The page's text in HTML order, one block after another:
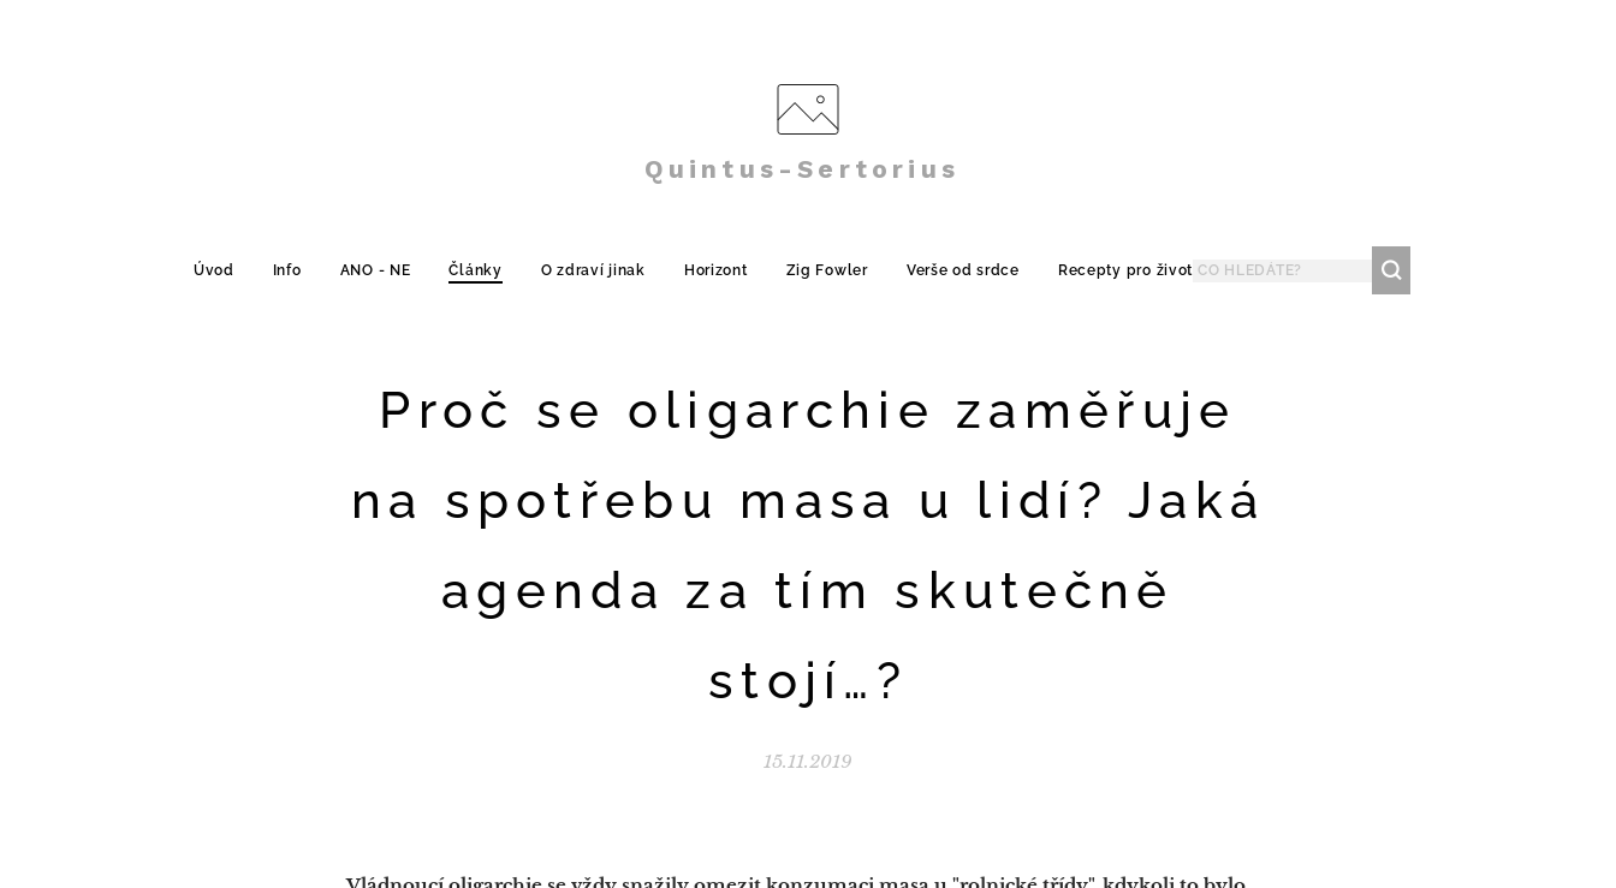
Quintus-Sertorius
Úvod Info ANO - NE Články O zdraví jinak Horizont Zig Fowler Verše od srdce Recepty pro život
Proč se oligarchie zaměřuje
na spotřebu masa u lidí? Jaká
agenda za tím skutečně
stojí…?
15.11.2019